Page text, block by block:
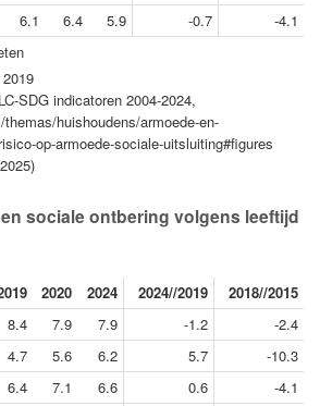
6.1 6.4 5.9 -0.7
-4.1
SDG indicatoren 2004-2024,
huishoudens/armoede-en-
op-armoede-sociale-uitsluiting#figures
sociale ontbering volgens leeftijd
2020 2024 2024//2019
2018//2015
8.4 7.9 7.9 -1.2
-2.4
4.7 5.6 6.2 5.7
-10.3
6.4 7.1 6.6 0.6
-4.1